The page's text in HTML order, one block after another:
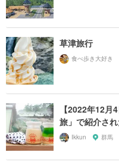
草津旅行
食べ歩き大好き
【2022年12
旅」で紹介さ
Ikkun 群馬